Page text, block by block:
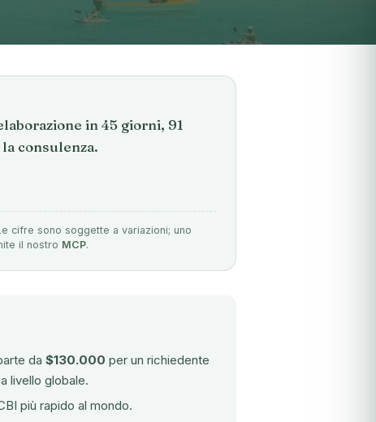
in 45 giorni, 91
consulenza.
cifre sono soggette a variazioni; uno
il nostro MCP.
da $130.000 per un richiedente
livello globale.
più rapido al mondo.